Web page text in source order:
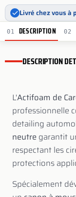
Livré chez vous à
01 DESCRIPTION 02
DESCRIPTION
L'Actifoam de
professionnelle
detailing
neutregarantit
respectant les
protections
Spécialement